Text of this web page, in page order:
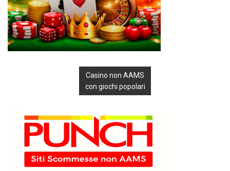
Casino non AAMS
con giochi popolari